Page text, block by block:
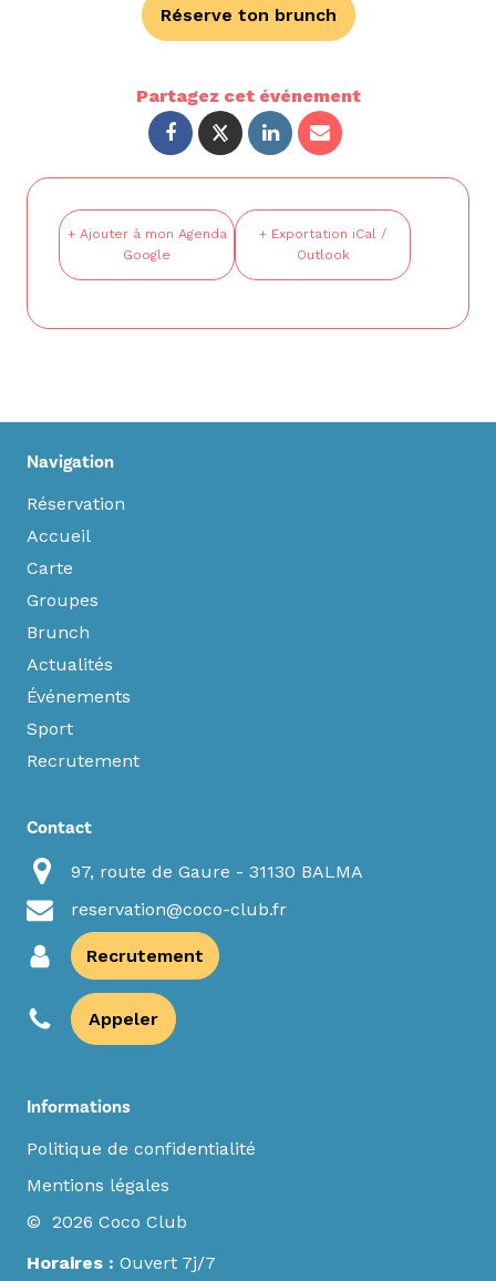
Réserve ton brunch
Partagez cet événement
+ Ajouter à mon Agenda
Google
+ Exportation iCal /
Outlook
Navigation
Réservation
Accueil
Carte
Groupes
Brunch
Actualités
Événements
Sport
Recrutement
Contact
97, route de Gaure - 31130 BALMA
reservation@coco-club.fr
Recrutement
Appeler
Informations
Politique de confidentialité
Mentions légales
© 2026 Coco Club
Horaires : Ouvert 7j/7